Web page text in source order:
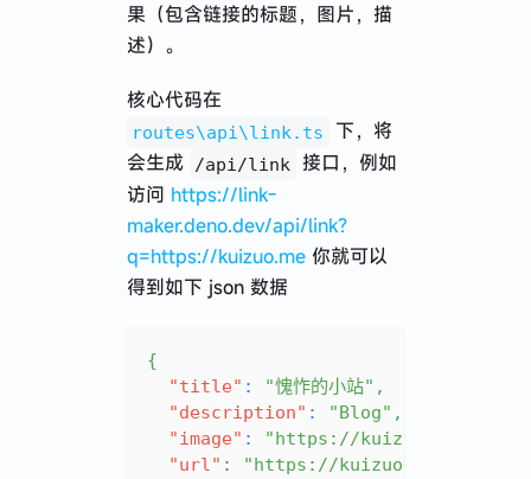
果（包含链接的标题，图片，描
述）。
核心代码在
routes\api\link.ts
下，将
会生成
/api/link
接口，例如
访问 https://link-
maker.deno.dev/api/link?
q=https://kuizuo.me你就可以
得到如下 json 数据
{
"title" : "愧怍的小站" ,
"description" : "Blog" ,
"image" :
"https://kuizuo.me/img/
"url" :
"https://kuizuo.me"